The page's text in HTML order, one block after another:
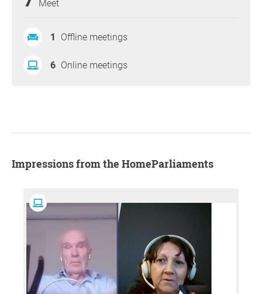
Meet
1 Offline meetings
6 Online meetings
Impressions from the HomeParliaments